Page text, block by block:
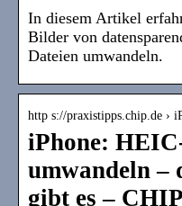
In diesem Artikel
Bilder von
Dateien umwandeln.
http s://praxistipps.chip.de ›
iPhone:
umwandeln –
gibt es – CHIP